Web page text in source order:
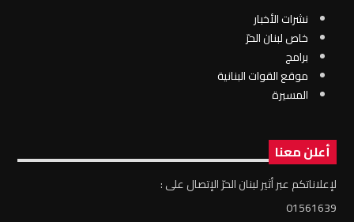
نشرات الأخبار
خاص لبنان الحرّ
برامج
موقع القوات البنانية
المسيرة
أعلن معنا
لإعلاناتكم عبر أثير لبنان الحرّ الإتصال على :
01561639